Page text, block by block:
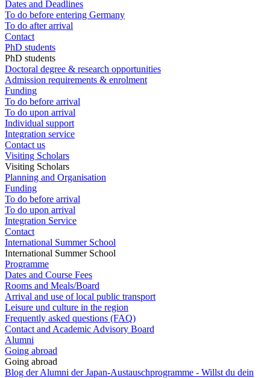
Dates and Deadlines
To do before entering Germany
To do after arrival
Contact
PhD students
PhD students
Doctoral degree & research opportunities
Admission requirements & enrolment
Funding
To do before arrival
To do upon arrival
Individual support
Integration service
Contact us
Visiting Scholars
Visiting Scholars
Planning and Organisation
Funding
To do before arrival
To do upon arrival
Integration Service
Contact
International Summer School
International Summer School
Programme
Dates and Course Fees
Rooms and Meals/Board
Arrival and use of local public transport
Leisure und culture in the region
Frequently asked questions (FAQ)
Contact and Academic Advisory Board
Alumni
Going abroad
Going abroad
Blog der Alumni der Japan-Austauschprogramme - Willst du dein